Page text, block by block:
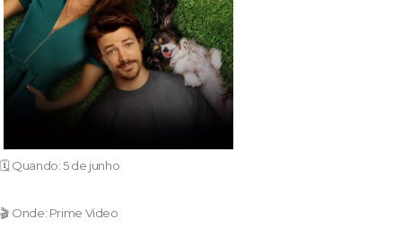
🗓️ Quando: 5 de junho
🎬 Onde: Prime Video